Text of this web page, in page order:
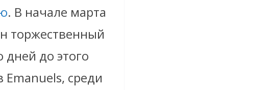
. В начале марта
торжественный
дней до этого
среди